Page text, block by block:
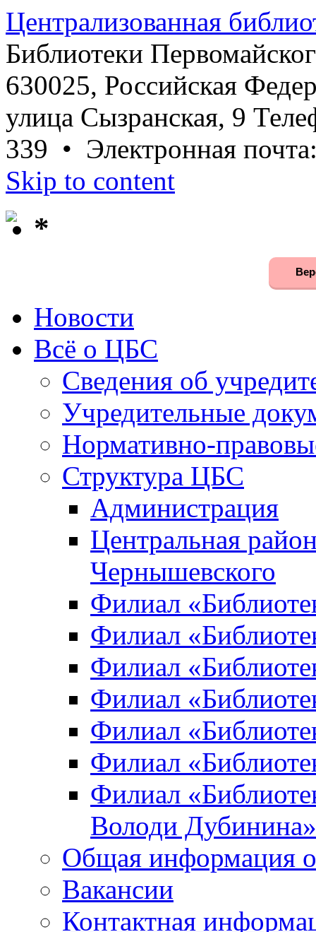
Централизованная
Библиотеки
630025, Российская
улица Сызранская, 9
339 • Электронная
Skip to content
*
Новости
Всё о ЦБС
Сведения об
Учредительные
Нормативно-
Структура ЦБС
Администрация
Центральная
Чернышевского
Филиал
Филиал
Филиал
Филиал
Филиал
Филиал
Филиал
Володи Дубинина»
Общая информация
Вакансии
Контактная